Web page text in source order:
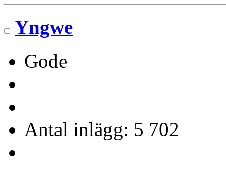
Yngwe
Gode
Antal inlägg: 5 702